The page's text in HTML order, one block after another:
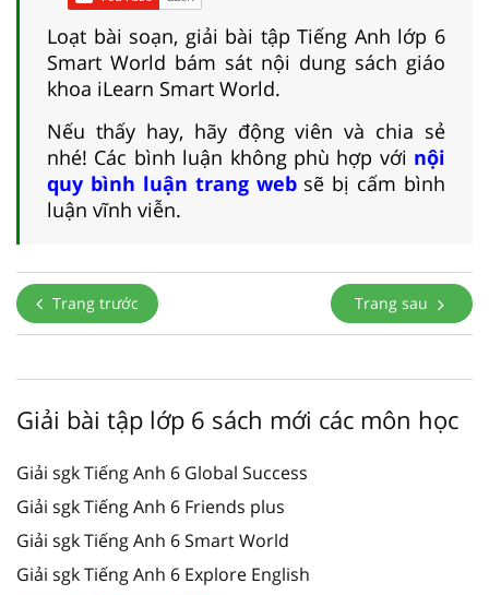
Loạt bài soạn, giải bài tập Tiếng Anh lớp 6
Smart World bám sát nội dung sách giáo
khoa iLearn Smart World.
Nếu thấy hay, hãy động viên và chia sẻ
nhé! Các bình luận không phù hợp với nội
quy bình luận trang websẽ bị cấm bình
luận vĩnh viễn.
Trang trước Trang sau
Giải bài tập lớp 6 sách mới các môn học
Giải sgk Tiếng Anh 6 Global Success
Giải sgk Tiếng Anh 6 Friends plus
Giải sgk Tiếng Anh 6 Smart World
Giải sgk Tiếng Anh 6 Explore English